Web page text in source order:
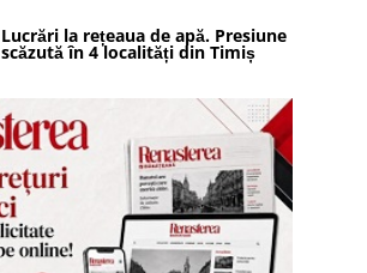
Lucrări la rețeaua de apă. Presiune
scăzută în 4 localități din Timiș